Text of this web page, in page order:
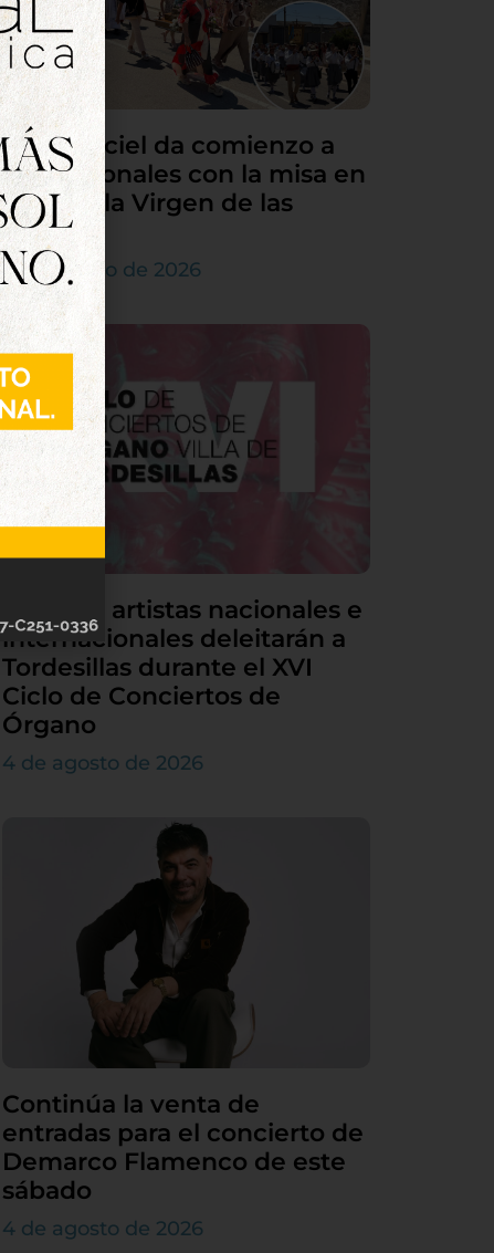
Villamarciel da comienzo a
sus patronales con la misa en
honor a la Virgen de las
Nieves
5 de agosto de 2026
Grandes artistas nacionales e
internacionales deleitarán a
Tordesillas durante el XVI
Ciclo de Conciertos de
Órgano
4 de agosto de 2026
Continúa la venta de
entradas para el concierto de
Demarco Flamenco de este
sábado
4 de agosto de 2026